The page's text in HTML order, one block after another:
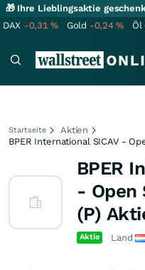
🎁 Ihre Lieblingsaktie
DAX -0,31% Gold -0,24% Öl
Startseite
Aktien
BPER International SICAV -
BPER
- Open
(P)
Aktie Land